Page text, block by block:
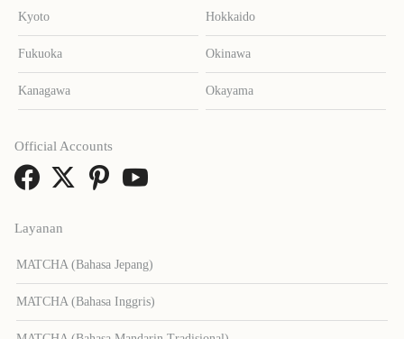
Kyoto Hokkaido
Fukuoka Okinawa
Kanagawa Okayama
Layanan
MATCHA (Bahasa Jepang)
MATCHA (Bahasa Inggris)
Official Accounts